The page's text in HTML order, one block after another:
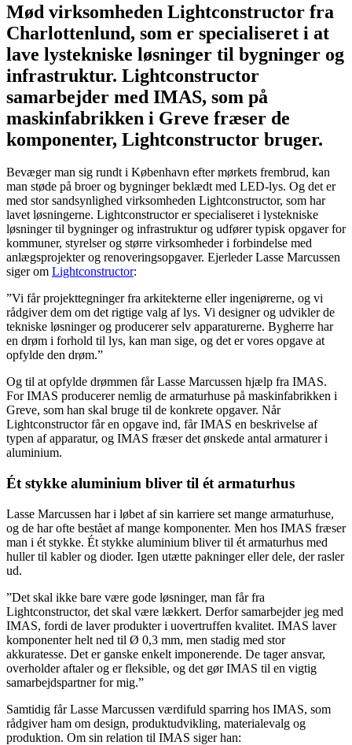
Mød virksomheden Lightconstructor fra
Charlottenlund, som er specialiseret i at
lave lystekniske løsninger til bygninger og
infrastruktur. Lightconstructor
samarbejder med IMAS, som på
maskinfabrikken i Greve fræser de
komponenter, Lightconstructor bruger.
Bevæger man sig rundt i København efter mørkets frembrud, kan
man støde på broer og bygninger beklædt med LED-lys. Og det er
med stor sandsynlighed virksomheden Lightconstructor, som har
lavet løsningerne. Lightconstructor er specialiseret i lystekniske
løsninger til bygninger og infrastruktur og udfører typisk opgaver for
kommuner, styrelser og større virksomheder i forbindelse med
anlægsprojekter og renoveringsopgaver. Ejerleder Lasse Marcussen
siger om Lightconstructor:
”Vi får projekttegninger fra arkitekterne eller ingeniørerne, og vi
rådgiver dem om det rigtige valg af lys. Vi designer og udvikler de
tekniske løsninger og producerer selv apparaturerne. Bygherre har
en drøm i forhold til lys, kan man sige, og det er vores opgave at
opfylde den drøm.”
Og til at opfylde drømmen får Lasse Marcussen hjælp fra IMAS.
For IMAS producerer nemlig de armaturhuse på maskinfabrikken i
Greve, som han skal bruge til de konkrete opgaver. Når
Lightconstructor får en opgave ind, får IMAS en beskrivelse af
typen af apparatur, og IMAS fræser det ønskede antal armaturer i
aluminium.
Ét stykke aluminium bliver til ét armaturhus
Lasse Marcussen har i løbet af sin karriere set mange armaturhuse,
og de har ofte bestået af mange komponenter. Men hos IMAS fræser
man i ét stykke. Ét stykke aluminium bliver til ét armaturhus med
huller til kabler og dioder. Igen utætte pakninger eller dele, der rasler
ud.
”Det skal ikke bare være gode løsninger, man får fra
Lightconstructor, det skal være lækkert. Derfor samarbejder jeg med
IMAS, fordi de laver produkter i uovertruffen kvalitet. IMAS laver
komponenter helt ned til Ø 0,3 mm, men stadig med stor
akkuratesse. Det er ganske enkelt imponerende. De tager ansvar,
overholder aftaler og er fleksible, og det gør IMAS til en vigtig
samarbejdspartner for mig.”
Samtidig får Lasse Marcussen værdifuld sparring hos IMAS, som
rådgiver ham om design, produktudvikling, materialevalg og
produktion. Om sin relation til IMAS siger han: